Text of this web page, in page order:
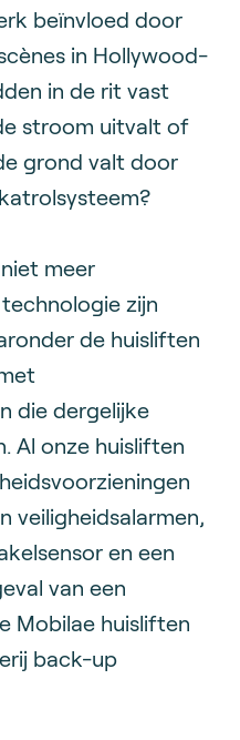
beïnvloed door
in Hollywood-
in de rit vast
stroom uitvalt of
grond valt door
meer
zijn
de huisliften
die dergelijke
Al onze huisliften
veiligheidsalarmen,
en een
van een
Mobilae huisliften
back-up